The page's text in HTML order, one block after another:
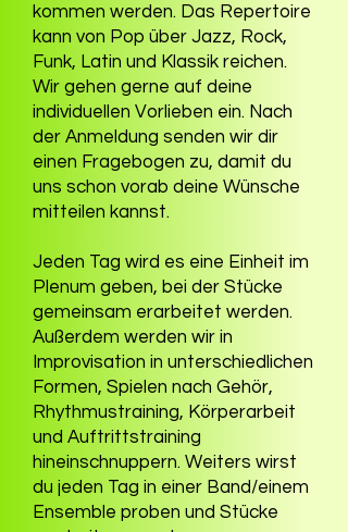
kommen werden. Das Repertoire
kann von Pop über Jazz, Rock,
Funk, Latin und Klassik reichen.
Wir gehen gerne auf deine
individuellen Vorlieben ein. Nach
der Anmeldung senden wir dir
einen Fragebogen zu, damit du
uns schon vorab deine Wünsche
mitteilen kannst.
Jeden Tag wird es eine Einheit im
Plenum geben, bei der Stücke
gemeinsam erarbeitet werden.
Außerdem werden wir in
Improvisation in unterschiedlichen
Formen, Spielen nach Gehör,
Rhythmustraining, Körperarbeit
und Auftrittstraining
hineinschnuppern. Weiters wirst
du jeden Tag in einer Band/einem
Ensemble proben und Stücke